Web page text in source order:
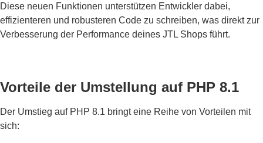
Diese neuen Funktionen unterstützen Entwickler dabei,
effizienteren und robusteren Code zu schreiben, was direkt zur
Verbesserung der Performance deines JTL Shops führt.
Vorteile der Umstellung auf PHP 8.1
Der Umstieg auf PHP 8.1 bringt eine Reihe von Vorteilen mit
sich: